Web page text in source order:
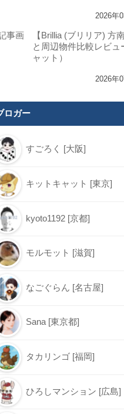
2026年
【Brillia (ブリリア) 方
と周辺物件比較レビュ
ャット）
2026年
ロガー
すごろく [大阪]
キットキャット [東京]
kyoto1192 [京都]
モルモット [滋賀]
なごぐらん [名古屋]
Sana [東京都]
タカリンゴ [福岡]
ひろしマンション [広島]